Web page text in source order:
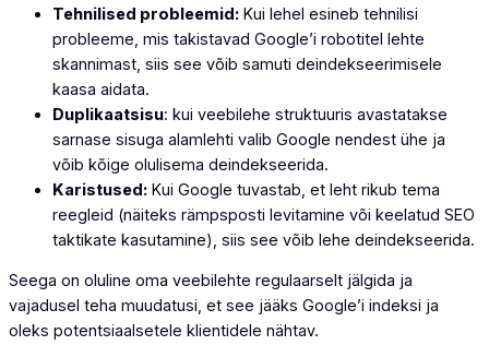
Tehnilised probleemid: Kui lehel esineb tehnilisi
probleeme, mis takistavad Google’i robotitel lehte
skannimast, siis see võib samuti deindekseerimisele
kaasa aidata.
Duplikaatsisu: kui veebilehe struktuuris avastatakse
sarnase sisuga alamlehti valib Google nendest ühe ja
võib kõige olulisema deindekseerida.
Karistused: Kui Google tuvastab, et leht rikub tema
reegleid (näiteks rämpsposti levitamine või keelatud SEO
taktikate kasutamine), siis see võib lehe deindekseerida.
Seega on oluline oma veebilehte regulaarselt jälgida ja
vajadusel teha muudatusi, et see jääks Google’i indeksi ja
oleks potentsiaalsetele klientidele nähtav.